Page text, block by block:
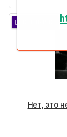
Нет, это